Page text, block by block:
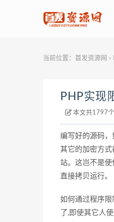
当前位置： 首发资源网 >
PHP实现
本文共1797
编写好的源码，
其它的加密方
站。这岂不是
直接拷贝运行。
如何通过程序
了,即使其它人